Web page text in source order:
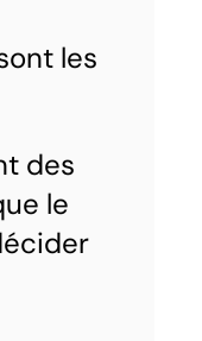
les
des
le